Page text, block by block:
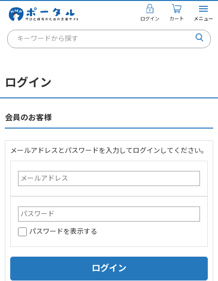
ログイン カート メニュー
キーワードから探す
通信講座
講座を探す
個人のお客様
法人のお客様
企業情報
採用情報
ログイン
会員のお客様
メールアドレスとパスワードを入力してログインしてください。
パスワードを表示する